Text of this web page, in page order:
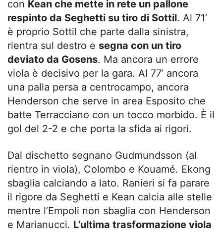
con Kean che mette in rete un pallone
respinto da Seghetti su tiro di Sottil. Al 71’
è proprio Sottil che parte dalla sinistra,
rientra sul destro e segna con un tiro
deviato da Gosens. Ma ancora un errore
viola è decisivo per la gara. Al 77’ ancora
una palla persa a centrocampo, ancora
Henderson che serve in area Esposito che
batte Terracciano con un tocco morbido. È il
gol del 2-2 e che porta la sfida ai rigori.
Dal dischetto segnano Gudmundsson (al
rientro in viola), Colombo e Kouamé. Ekong
sbaglia calciando a lato. Ranieri si fa parare
il rigore da Seghetti e Kean calcia alle stelle
mentre l’Empoli non sbaglia con Henderson
e Marianucci. L’ultima trasformazione viola